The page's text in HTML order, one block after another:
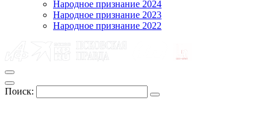
Народное признание 2024
Народное признание 2023
Народное признание 2022
Поиск: